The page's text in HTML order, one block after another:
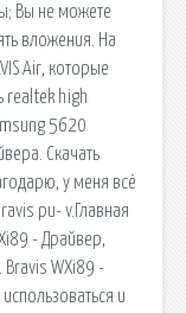
Вы не можете
вложения. На
Air, которые
realtek high
5620
Скачать
у меня всё
pu- v.Главная
- Драйвер,
Bravis WXi89 -
и